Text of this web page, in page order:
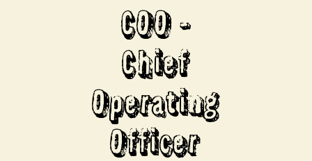
COO -
Chief
Operating
Officer